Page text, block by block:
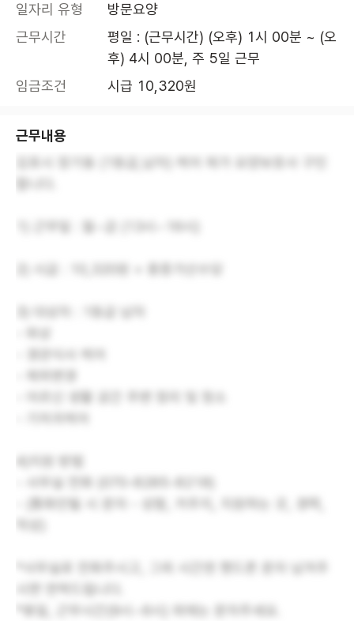
일자리 유형
방문요양
근무시간
평일 : (근무시간) (오후) 1시 00분 ~ (오
후) 4시 00분, 주 5일 근무
임금조건
시급 10,320원
근무내용
- 사무실 전화 (070-8285-8218)
*사무실로 전화주시고, 그외 시간엔 핸드폰 문자 남겨주